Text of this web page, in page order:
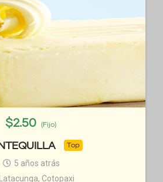
$2.50 (Fijo)
Top
5 años atrás
Latacunga, Cotopaxi